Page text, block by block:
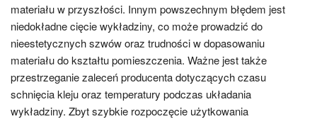
materiału w przyszłości. Innym powszechnym błędem jest
niedokładne cięcie wykładziny, co może prowadzić do
nieestetycznych szwów oraz trudności w dopasowaniu
materiału do kształtu pomieszczenia. Ważne jest także
przestrzeganie zaleceń producenta dotyczących czasu
schnięcia kleju oraz temperatury podczas układania
wykładziny. Zbyt szybkie rozpoczęcie użytkowania